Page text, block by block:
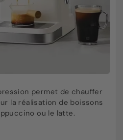
permet de chauffer
la réalisation de boissons
ou le latte.